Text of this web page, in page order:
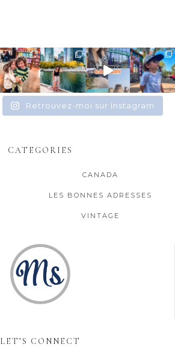
Retrouvez-moi sur Instagram
CATEGORIES
CANADA
LES BONNES ADRESSES
VINTAGE
LET’S CONNECT